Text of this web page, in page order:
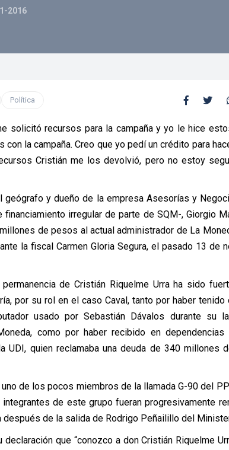
2016
Política
solicitó recursos para la campaña y yo le hice
la campaña. Creo que yo pedí un crédito para
Cristián me los devolvió, pero no estoy
geógrafo y dueño de la empresa Asesorías y
financiamiento irregular de parte de SQM-, Giorgio
de pesos al actual administrador de La
la fiscal Carmen Gloria Segura, el pasado 13 de
de Cristián Riquelme Urra ha sido
por su rol en el caso Caval, tanto por haber
usado por Sebastián Dávalos durante su
como por haber recibido en
UDI, quien reclamaba una deuda de 340 millones
de los pocos miembros de la llamada G-90 del
de este grupo fueran progresivamente
después de la salida de Rodrigo Peñailillo del
que “conozco a don Cristián Riquelme